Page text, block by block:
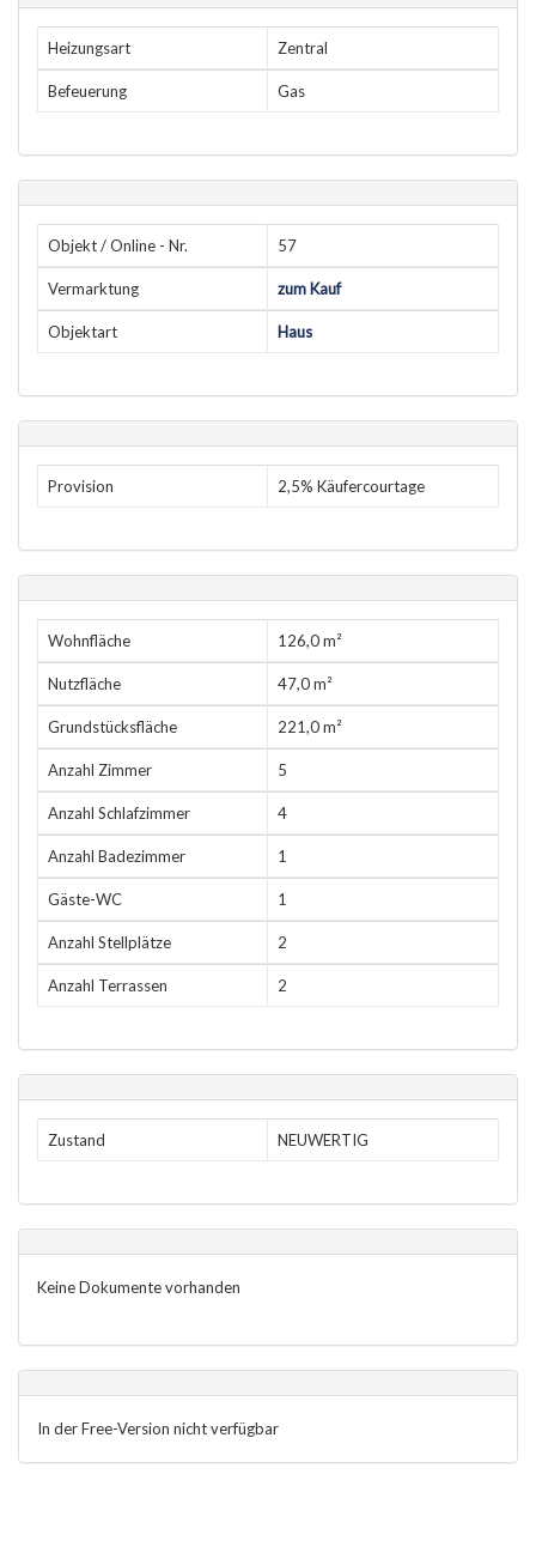
Heizungsart Zentral
Befeuerung Gas
Objekt / Online - Nr. 57
Vermarktung zum Kauf
Objektart Haus
Provision 2,5% Käufercourtage
Wohnfläche 126,0 m²
Nutzfläche 47,0 m²
Grundstücksfläche 221,0 m²
Anzahl Zimmer 5
Anzahl Schlafzimmer 4
Anzahl Badezimmer 1
Gäste-WC 1
Anzahl Stellplätze 2
Anzahl Terrassen 2
Zustand NEUWERTIG
Keine Dokumente vorhanden
In der Free-Version nicht verfügbar